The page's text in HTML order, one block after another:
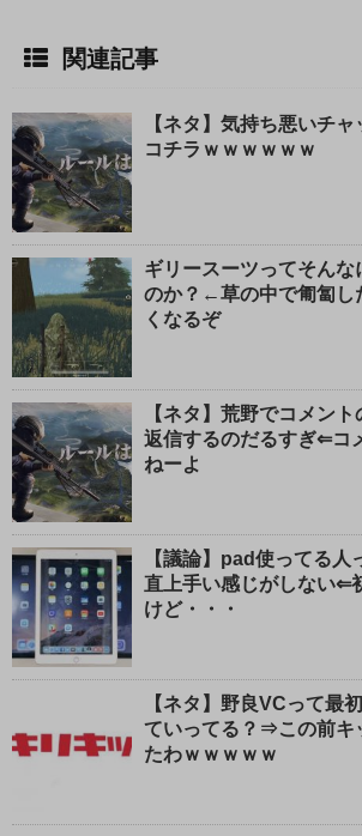
関連記事
【ネタ】気持ち悪いチ
コチラｗｗｗｗｗｗ
ギリースーツってそん
のか？←草の中で匍匐し
くなるぞ
【ネタ】荒野でコメン
返信するのだるすぎ⇐コ
ねーよ
【議論】pad使ってる人
直上手い感じがしない⇐
けど・・・
【ネタ】野良VCって最
ていってる？⇒この前キ
たわｗｗｗｗｗ